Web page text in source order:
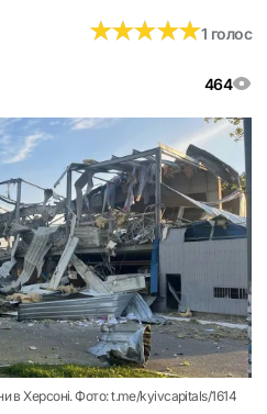
464
★★★★★
★★★★★1 голос
в Херсоні. Фото: t.me/kyivcapitals/1614